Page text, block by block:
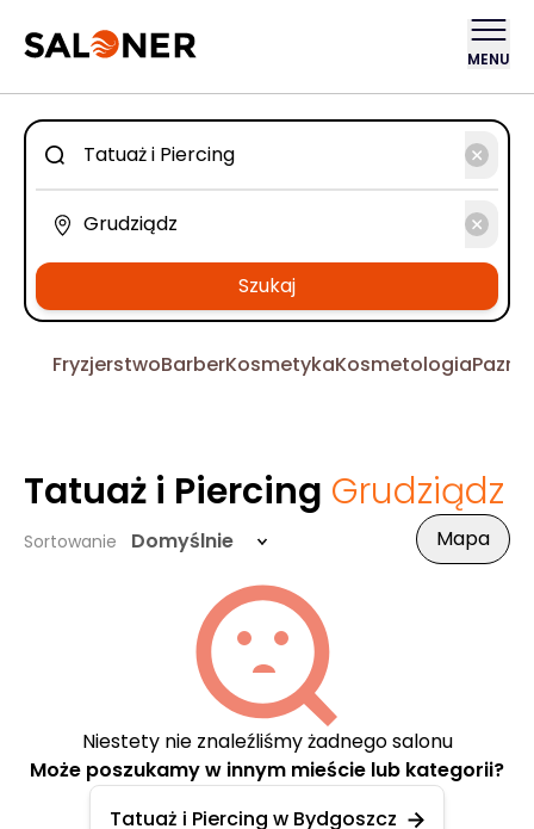
MENU
Szukaj
FryzjerstwoBarberKosmetykaKosmetologia
Tatuaż i Piercing Grudziądz
Sortowanie Domyślnie Mapa
Niestety nie znaleźliśmy żadnego salonu
Może poszukamy w innym mieście lub kategorii?
Tatuaż i Piercing w Bydgoszcz